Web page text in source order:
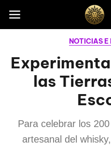
Skip to footer
NOTICIAS E
las
Para celebrar los
artesanal del